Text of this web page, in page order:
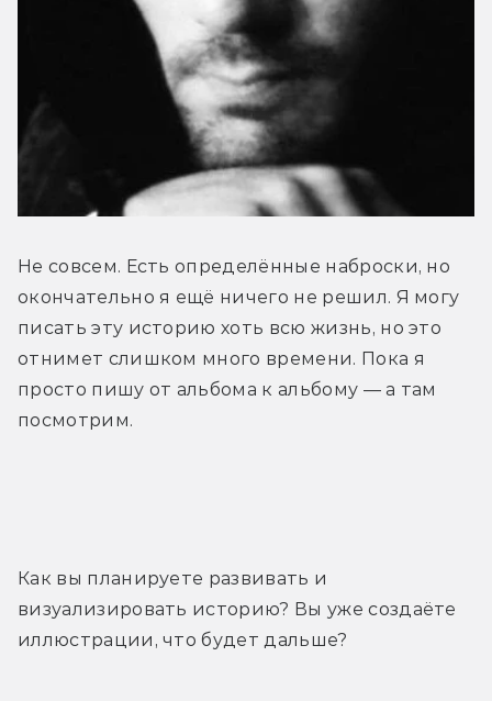
Не совсем. Есть определённые наброски, но
окончательно я ещё ничего не решил. Я могу
писать эту историю хоть всю жизнь, но это
отнимет слишком много времени. Пока я
просто пишу от альбома к альбому — а там
посмотрим.
Как вы планируете развивать и
визуализировать историю? Вы уже создаёте
иллюстрации, что будет дальше?